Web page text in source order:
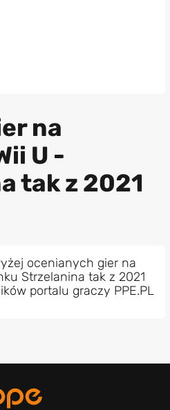
na
U -
tak z 2021
ocenianych gier na
Strzelanina tak z 2021
portalu graczy PPE.PL